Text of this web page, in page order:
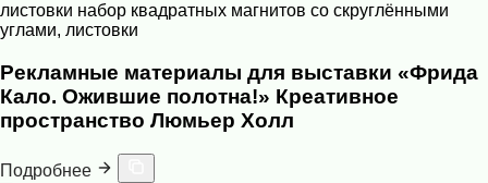
листовки набор квадратных магнитов со скруглёнными
углами, листовки
Рекламные материалы для выставки «Фрида
Кало. Ожившие полотна!» Креативное
пространство Люмьер Холл
Подробнее